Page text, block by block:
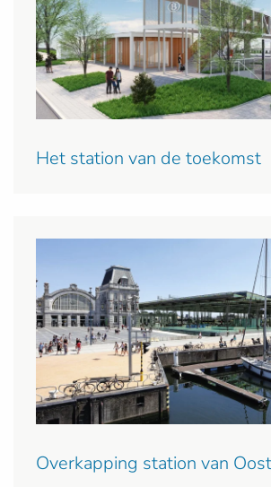
Het station van de toekomst
Overkapping station van